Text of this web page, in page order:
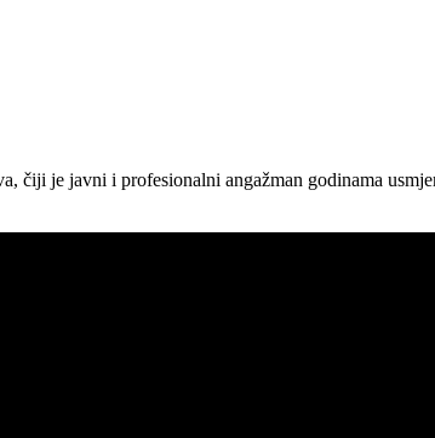
čiji je javni i profesionalni angažman godinama